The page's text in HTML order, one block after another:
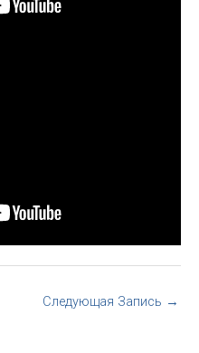
Следующая Запись →